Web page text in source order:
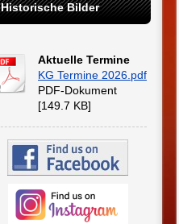
Historische Bilder
Aktuelle Termine
KG Termine 2026.pdf
PDF-Dokument
[149.7 KB]